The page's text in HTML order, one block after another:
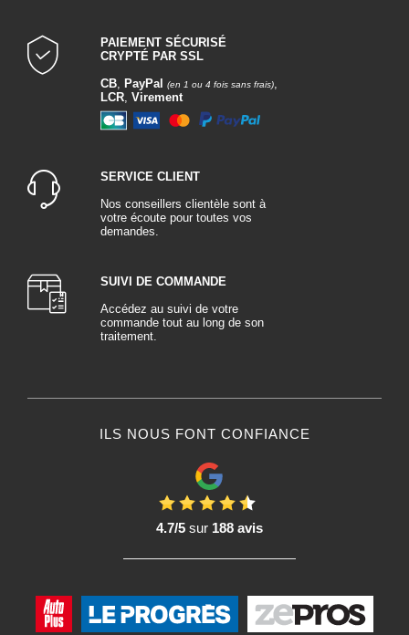
PAIEMENT SÉCURISÉ
CRYPTÉ PAR SSL
CB, PayPal (en 1 ou 4 fois sans frais),
LCR, Virement
SERVICE CLIENT
Nos conseillers clientèle sont à
votre écoute pour toutes vos
demandes.
SUIVI DE COMMANDE
Accédez au suivi de votre
commande tout au long de son
traitement.
ILS NOUS FONT CONFIANCE
4.7/5sur 188 avis